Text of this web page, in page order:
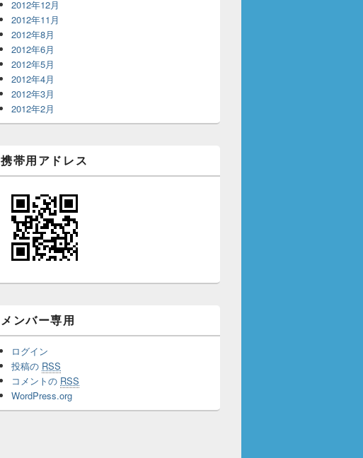
2012年12月
2012年11月
2012年8月
2012年6月
2012年5月
2012年4月
2012年3月
2012年2月
携帯用アドレス
メンバー専用
ログイン
投稿の RSS
コメントの RSS
WordPress.org